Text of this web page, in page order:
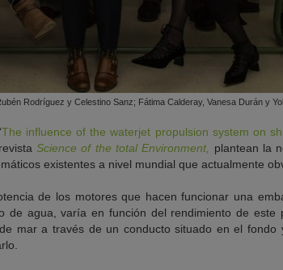
Rodríguez y Celestino Sanz; Fátima Calderay, Vanesa Durán y
The influence of the waterjet propulsion system on
Science of the total Environment,
plantean la
existentes a nivel mundial que actualmente
de los motores que hacen funcionar una
de agua, varía en función del rendimiento de este
mar a través de un conducto situado en el fondo